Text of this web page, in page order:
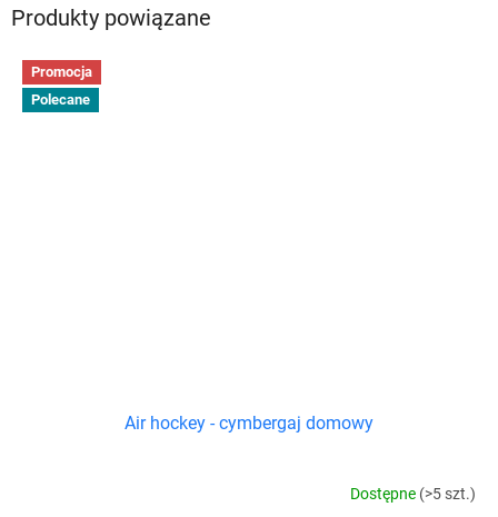
Produkty powiązane
Promocja
Polecane
Air hockey - cymbergaj domowy
Dostępne (>5 szt.)